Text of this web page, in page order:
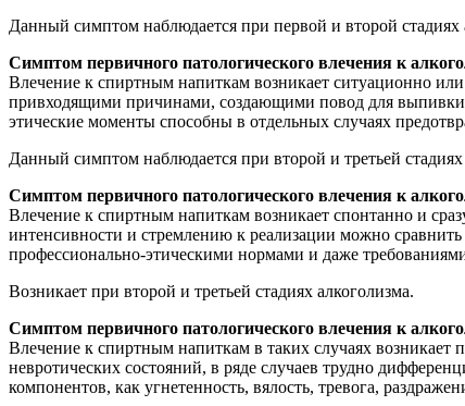
Данный симптом наблюдается при первой и второй стадиях
Симптом первичного патологического влечения к
Влечение к спиртным напиткам возникает ситуационно
привходящими причинами, создающими повод для
этические моменты способны в отдельных случаях
Данный симптом наблюдается при второй и третьей стадиях
Симптом первичного патологического влечения к
Влечение к спиртным напиткам возникает спонтанно и
интенсивности и стремлению к реализации можно
профессионально-этическими нормами и даже
Возникает при второй и третьей стадиях алкоголизма.
Симптом первичного патологического влечения к
Влечение к спиртным напиткам в таких случаях
невротических состояний, в ряде случаев трудно
компонентов, как угнетенность, вялость, тревога,